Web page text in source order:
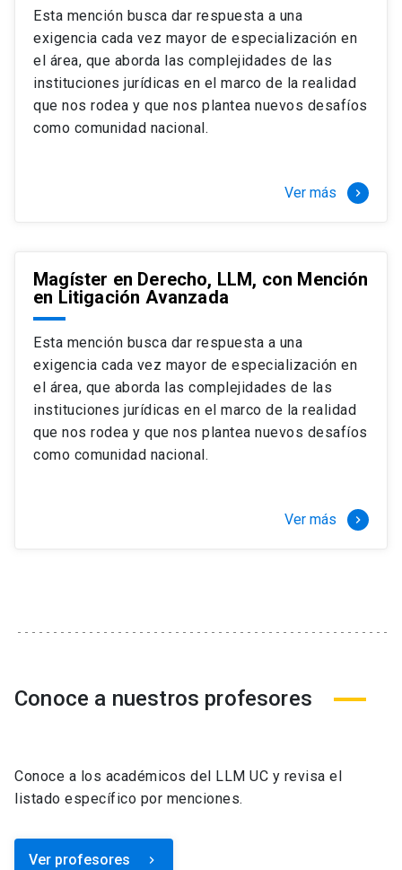
Esta mención busca dar respuesta a una
exigencia cada vez mayor de especialización en
el área, que aborda las complejidades de las
instituciones jurídicas en el marco de la realidad
que nos rodea y que nos plantea nuevos desafíos
como comunidad nacional.
Ver más keyboard_arrow_right
Magíster en Derecho, LLM, con Mención
en Litigación Avanzada
Esta mención busca dar respuesta a una
exigencia cada vez mayor de especialización en
el área, que aborda las complejidades de las
instituciones jurídicas en el marco de la realidad
que nos rodea y que nos plantea nuevos desafíos
como comunidad nacional.
Ver más keyboard_arrow_right
Conoce a nuestros profesores
Conoce a los académicos del LLM UC y revisa el
listado específico por menciones.
Ver profesores keyboard_arrow_right